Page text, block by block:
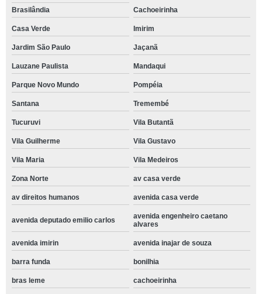
Brasilândia
Cachoeirinha
Casa Verde Imirim
Jardim São Paulo Jaçanã
Lauzane Paulista Mandaqui
Parque Novo Mundo Pompéia
Santana Tremembé
Tucuruvi Vila Butantã
Vila Guilherme Vila Gustavo
Vila Maria Vila Medeiros
Zona Norte av casa verde
av direitos humanos avenida casa verde
avenida deputado emilio carlos
avenida engenheiro caetano
alvares
avenida imirin avenida inajar de souza
barra funda bonilhia
bras leme cachoeirinha